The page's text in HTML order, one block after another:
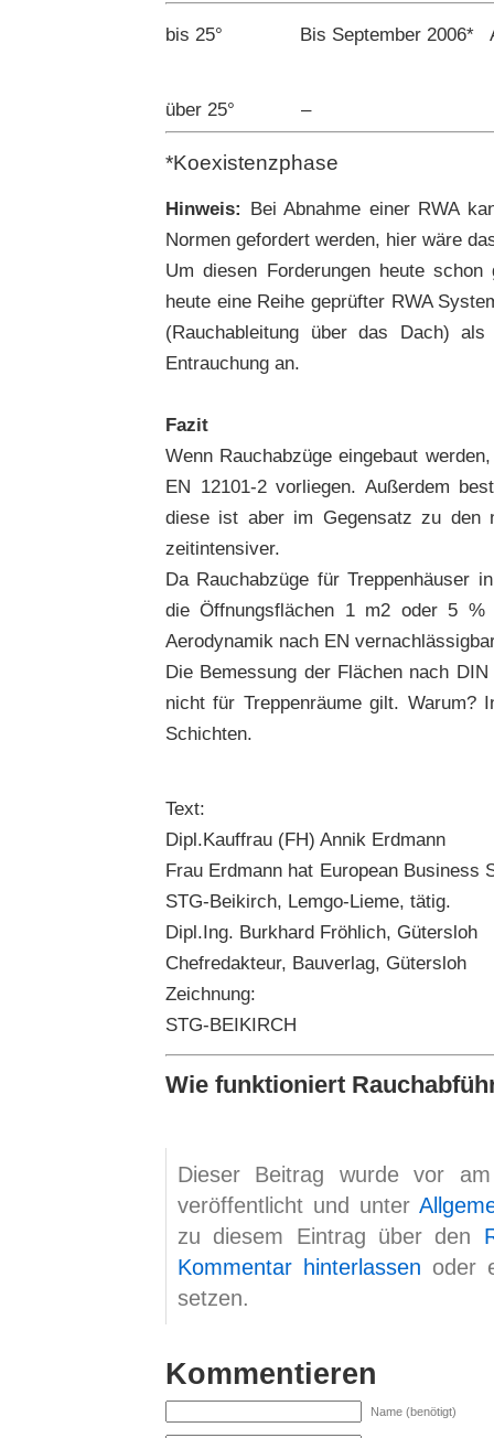
bis 25° Bis September 2006*
über 25° –
*Koexistenzphase
Hinweis: Bei Abnahme einer RWA
Normen gefordert werden, hier wäre
Um diesen Forderungen heute
heute eine Reihe geprüfter RWA
(Rauchableitung über das Dach)
Entrauchung an.
Fazit
Wenn Rauchabzüge eingebaut
EN 12101-2 vorliegen. Außerdem
diese ist aber im Gegensatz zu den
zeitintensiver.
Da Rauchabzüge für Treppenhäuser
die Öffnungsflächen 1 m2 oder 5 %
Aerodynamik nach EN
Die Bemessung der Flächen nach
nicht für Treppenräume gilt. Warum?
Schichten.
Text:
Dipl.Kauffrau (FH) Annik Erdmann
Frau Erdmann hat European
STG-Beikirch, Lemgo-Lieme, tätig.
Dipl.Ing. Burkhard Fröhlich, Gütersloh
Chefredakteur, Bauverlag, Gütersloh
Zeichnung:
STG-BEIKIRCH
Wie funktioniert
Dieser Beitrag wurde vor
veröffentlicht und unter
zu diesem Eintrag über den
Kommentar hinterlassen oder
setzen.
Kommentieren
Name (benötigt)